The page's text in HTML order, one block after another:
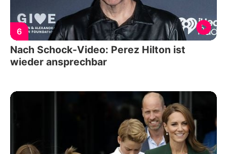
6
Nach Schock-Video: Perez Hilton ist
wieder ansprechbar